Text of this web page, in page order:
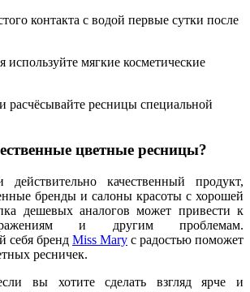
контакта с водой первые сутки после
используйте мягкие косметические
расчёсывайте ресницы специальной
цветные ресницы?
действительно качественный продукт,
бренды и салоны красоты с хорошей
дешевых аналогов может привести к
и другим проблемам.
себя бренд Miss Mary с радостью поможет
ресничек.
вы хотите сделать взгляд ярче и